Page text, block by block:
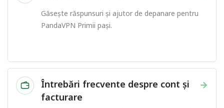
Găsește răspunsuri și ajutor de depanare pentru
PandaVPN Primii pași.
→
Întrebări frecvente despre cont și
facturare